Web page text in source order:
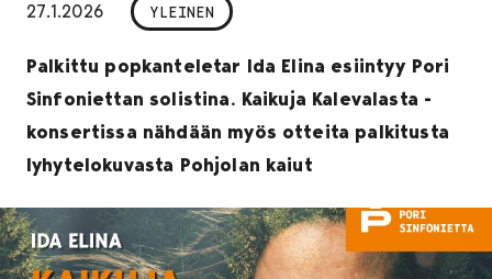
27.1.2026 YLEINEN
Palkittu popkanteletar Ida Elina esiintyy Pori
Sinfoniettan solistina. Kaikuja Kalevalasta -
konsertissa nähdään myös otteita palkitusta
lyhytelokuvasta Pohjolan kaiut